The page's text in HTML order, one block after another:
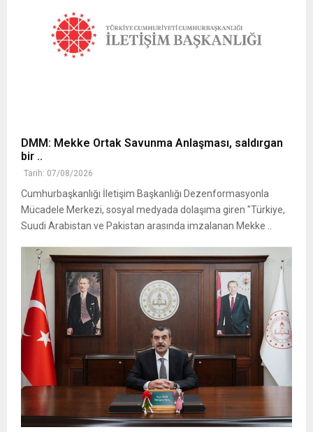
DMM: Mekke Ortak Savunma Anlaşması, saldırgan
bir ..
Tarih: 07/08/2026
Cumhurbaşkanlığı İletişim Başkanlığı Dezenformasyonla
Mücadele Merkezi, sosyal medyada dolaşıma giren "Türkiye,
Suudi Arabistan ve Pakistan arasında imzalanan Mekke ..